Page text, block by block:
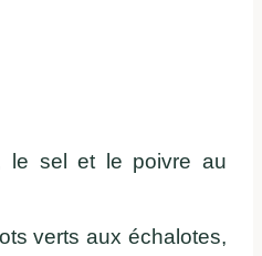
le sel et le poivre au
verts aux échalotes,